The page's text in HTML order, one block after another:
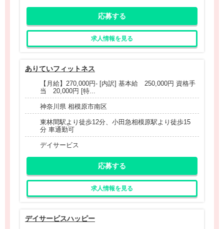
応募する
求人情報を見る
ありていフィットネス
【月給】270,000円- [内訳] 基本給 250,000円 資格手
当 20,000円 [特...
神奈川県 相模原市南区
東林間駅より徒歩12分、小田急相模原駅より徒歩15
分 車通勤可
デイサービス
応募する
求人情報を見る
デイサービスハッピー